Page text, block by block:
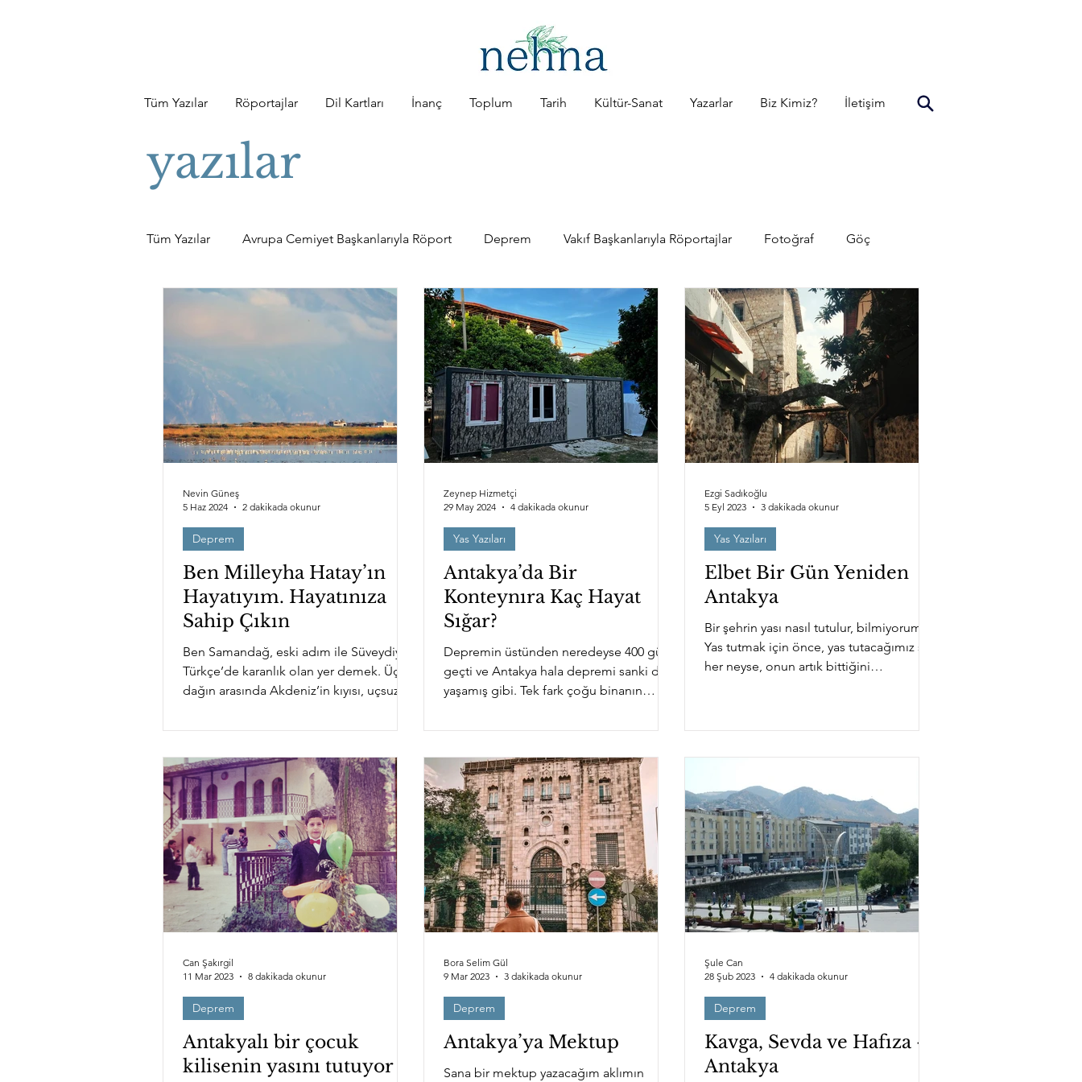
Tüm Yazılar Röportajlar Dil Kartları İnanç Toplum Tarih Kültür-Sanat Yazarlar Biz Kimiz? İletişim
yazılar
Tüm Yazılar Avrupa Cemiyet Başkanlarıyla Röport Deprem Vakıf Başkanlarıyla Röportajlar Fotoğraf Göç
Kültür-Sanat Kitap Müzik Şiir Röportajlar Tarih Toplum Vakıf Seçimleri Yemek
Antakya'nın Görünmeyenleri Yas Yazıları Antakya'yı Bekleyen Tehlikeler Yas Yazıları Doğa Dil Kartları
Ben Milleyha Hatay’ın
Hayatıyım. Hayatınıza
Sahip Çıkın
Ben Samandağ, eski adım ile Süveydiye.
Türkçe’de karanlık olan yer demek. Üç
dağın arasında Akdeniz’in kıyısı, uçsuz
Deprem
Nevin Güneş
5 Haz 2024
2 dakikada okunur
Antakya’da Bir
Konteynıra Kaç Hayat
Sığar?
Depremin üstünden neredeyse 400 gün
geçti ve Antakya hala depremi sanki dün
yaşamış gibi. Tek fark çoğu binanın
Yas Yazıları
Zeynep Hizmetçi
29 May 2024
4 dakikada okunur
Elbet Bir Gün Yeniden
Antakya
Bir şehrin yası nasıl tutulur, bilmiyorum.
Yas tutmak için önce, yas tutacağımız şey
her neyse, onun artık bittiğini
Yas Yazıları
Ezgi Sadıkoğlu
5 Eyl 2023
3 dakikada okunur
Antakyalı bir çocuk
kilisenin yasını tutuyor
Deprem
Can Şakırgil
11 Mar 2023
8 dakikada okunur
Antakya’ya Mektup
Sana bir mektup yazacağım aklımın
Deprem
Bora Selim Gül
9 Mar 2023
3 dakikada okunur
Kavga, Sevda ve Hafıza –
Antakya
Deprem
Şule Can
28 Şub 2023
4 dakikada okunur